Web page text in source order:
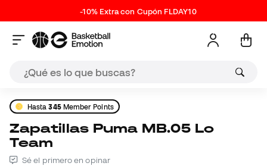
-10% Extra con Cupón FLDAY10
Hasta345Member Points
Zapatillas Puma MB.05 Lo
Team
Sé el primero en opinar